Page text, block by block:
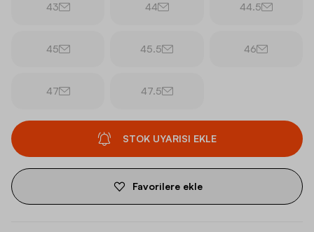
43 44 44.5
45 45.5 46
47 47.5
STOK UYARISI EKLE
Favorilere ekle